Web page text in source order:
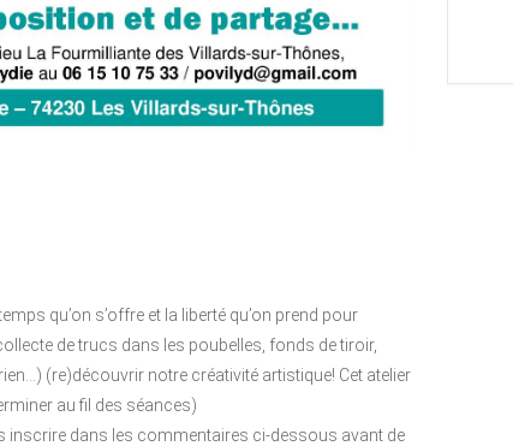
qu’on s’offre et la liberté qu’on prend pour
de trucs dans les poubelles, fonds de tiroir,
(re)découvrir notre créativité artistique! Cet atelier
au fil des séances)
inscrire dans les commentaires ci-dessous avant de